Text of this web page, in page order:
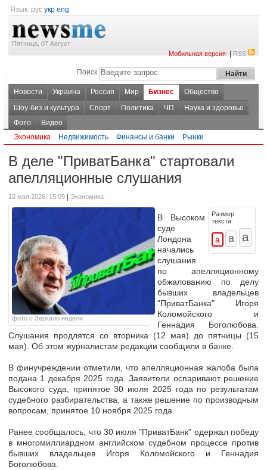
Язык: рус укр eng
Пятница, 07 Август
Мобильная версия|RSS
Поиск
Новости Украина Россия Мир Бизнес
Общество
Шоу-биз и культура
Спорт Политика ЧП
Наука и здоровье
Фото
Видео
Экономика
Недвижимость Финансы и банки Рынки
В деле "ПриватБанка" стартовали
апелляционные слушания
12 мая 2026, 15:09 Экономика
фото с Зеркало недели
Размер
текста:
В Высоком
суде
Лондона
начались
слушания
по апелляционному
обжалованию по делу
бывших владельцев
"ПриватБанка" Игоря
Коломойского и
Геннадия Боголюбова.
Слушания продлятся со вторника (12 мая) до пятницы (15
мая). Об этом журналистам редакции сообщили в банке.
В финучреждении отметили, что апелляционная жалоба была
подана 1 декабря 2025 года. Заявители оспаривают решение
Высокого суда, принятое 30 июля 2025 года по результатам
судебного разбирательства, а также решение по производным
вопросам, принятое 10 ноября 2025 года.
Ранее сообщалось, что 30 июля "ПриватБанк" одержал победу
в многомиллиардном английском судебном процессе против
бывших владельцев Игоря Коломойского и Геннадия
Боголюбова.